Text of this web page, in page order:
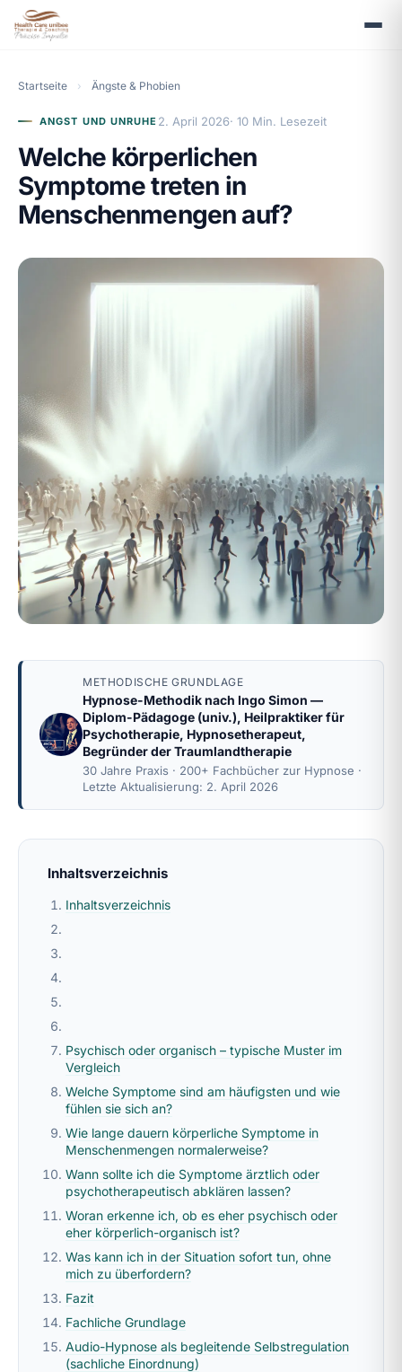
Startseite › Ängste & Phobien
ANGST UND UNRUHE 2. April 2026· 10 Min. Lesezeit
Welche körperlichen
Symptome treten in
Menschenmengen auf?
METHODISCHE GRUNDLAGE
Hypnose-Methodik nach Ingo Simon —
Diplom-Pädagoge (univ.), Heilpraktiker für
Psychotherapie, Hypnosetherapeut,
Begründer der Traumlandtherapie
30 Jahre Praxis · 200+ Fachbücher zur Hypnose ·
Letzte Aktualisierung: 2. April 2026
Inhaltsverzeichnis
Inhaltsverzeichnis
Psychisch oder organisch – typische Muster im
Vergleich
Welche Symptome sind am häufigsten und wie
fühlen sie sich an?
Wie lange dauern körperliche Symptome in
Menschenmengen normalerweise?
Wann sollte ich die Symptome ärztlich oder
psychotherapeutisch abklären lassen?
Woran erkenne ich, ob es eher psychisch oder
eher körperlich-organisch ist?
Was kann ich in der Situation sofort tun, ohne
mich zu überfordern?
Fazit
Fachliche Grundlage
Audio-Hypnose als begleitende Selbstregulation
(sachliche Einordnung)